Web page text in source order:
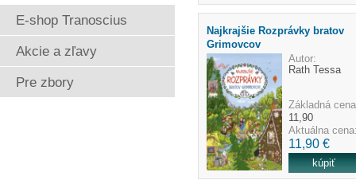
Najkrajšie Rozprávky bratov
Grimovcov
Autor:
Rath Tessa
Základná
11,90
Aktuálna
11,90 €
E-shop Tranoscius
Akcie a zľavy
Pre zbory